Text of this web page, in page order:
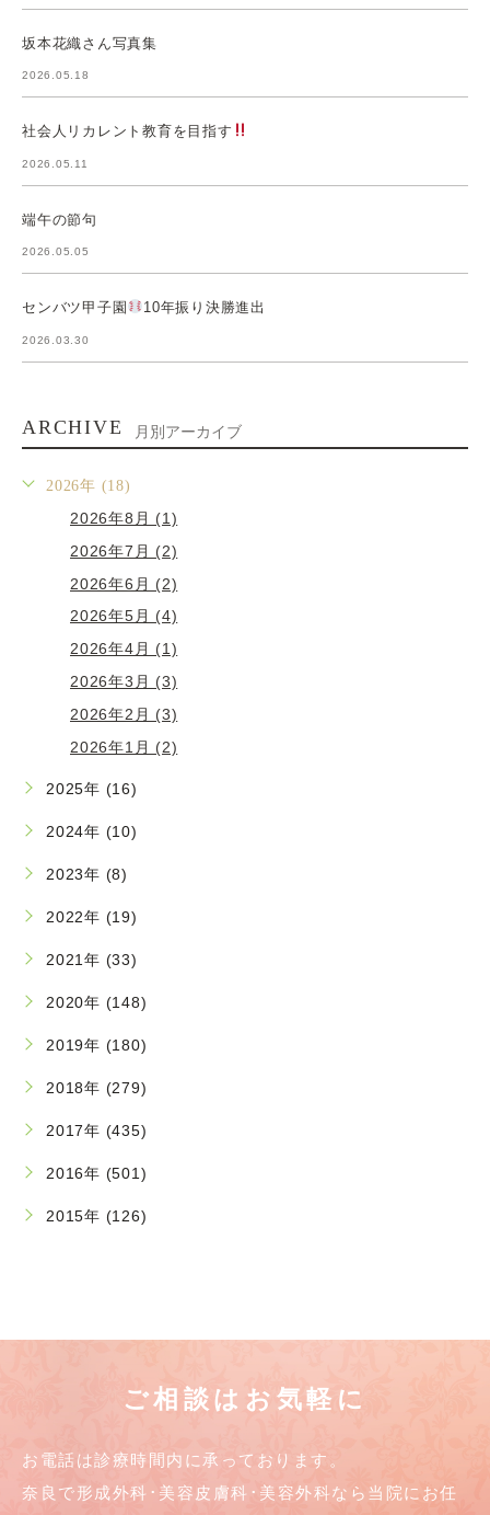
坂本花織さん写真集
2026.05.18
社会人リカレント教育を目指す
2026.05.11
端午の節句
2026.05.05
センバツ甲子園 10年振り決勝進出
2026.03.30
ARCHIVE 月別アーカイブ
2026年 (18)
2026年8月 (1)
2026年7月 (2)
2026年6月 (2)
2026年5月 (4)
2026年4月 (1)
2026年3月 (3)
2026年2月 (3)
2026年1月 (2)
2025年 (16)
2024年 (10)
2023年 (8)
2022年 (19)
2021年 (33)
2020年 (148)
2019年 (180)
2018年 (279)
2017年 (435)
2016年 (501)
2015年 (126)
ご相談はお気軽に
お電話は診療時間内に承っております。
奈良で形成外科･美容皮膚科･美容外科なら当院にお任